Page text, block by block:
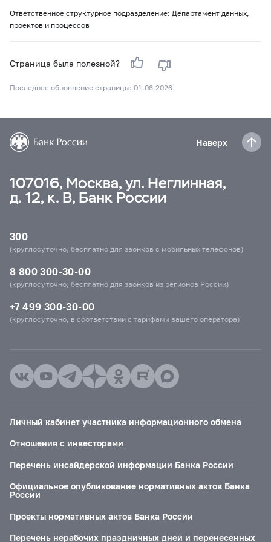
Ответственное структурное подразделение: Департамент данных,
проектов и процессов
Страница была полезной?
Последнее обновление страницы: 01.06.2026
Наверх
107016, Москва, ул. Неглинная,
д. 12, к. В, Банк России
300
(круглосуточно, бесплатно для звонков с мобильных телефонов)
8 800 300-30-00
(круглосуточно, бесплатно для звонков из регионов России)
+7 499 300-30-00
(круглосуточно, в соответствии с тарифами вашего оператора)
Личный кабинет участника информационного обмена
Отношения с инвесторами
Перечень инсайдерской информации Банка России
Официальное опубликование нормативных актов Банка
России
Проекты нормативных актов Банка России
Перечень нерабочих праздничных дней и перенесенных